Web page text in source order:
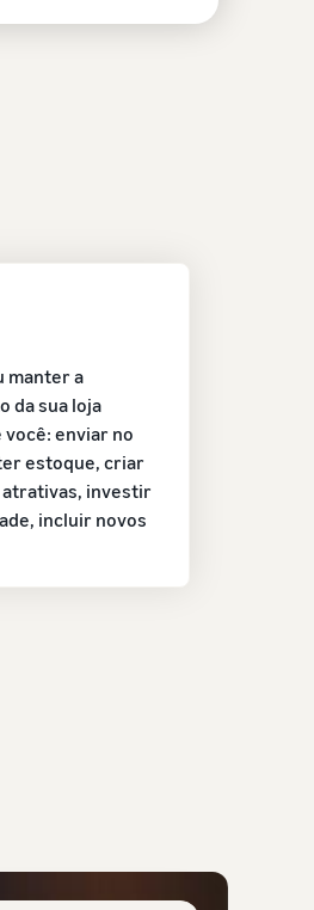
manter a
da sua loja
enviar no
estoque, criar
investir
incluir novos